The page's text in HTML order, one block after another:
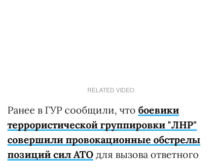
RELATED VIDEO
Ранее в ГУР сообщили, что боевики
террористической группировки "ЛНР"
совершили провокационные обстрелы
позиций сил АТО для вызова ответного